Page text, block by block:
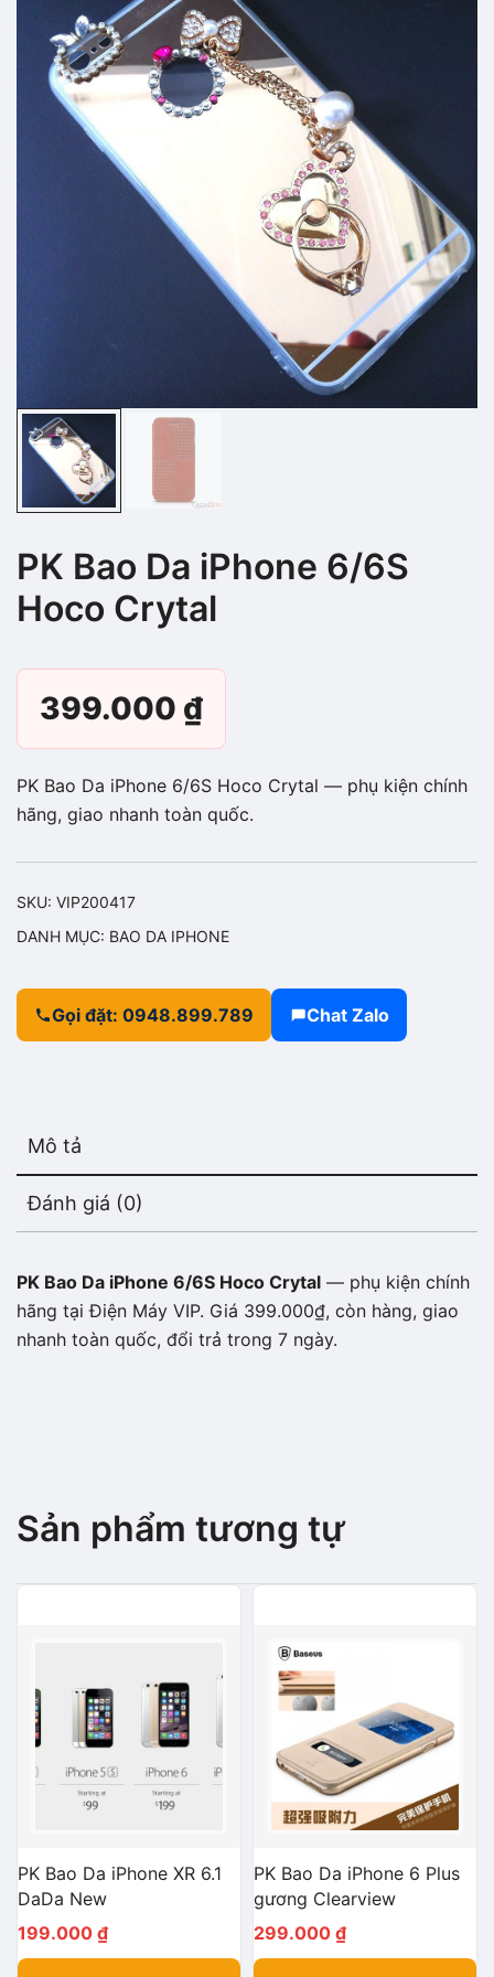
PK Bao Da iPhone 6/6S
Hoco Crytal
399.000 ₫
PK Bao Da iPhone 6/6S Hoco Crytal — phụ kiện chính
hãng, giao nhanh toàn quốc.
SKU: VIP200417
DANH MỤC: BAO DA IPHONE
Gọi đặt: 0948.899.789 Chat Zalo
Mô tả
Đánh giá (0)
PK Bao Da iPhone 6/6S Hoco Crytal — phụ kiện chính
hãng tại Điện Máy VIP. Giá 399.000₫, còn hàng, giao
nhanh toàn quốc, đổi trả trong 7 ngày.
Sản phẩm tương tự
PK Bao Da iPhone XR 6.1
DaDa New
199.000 ₫
PK Bao Da iPhone 6 Plus
gương Clearview
299.000 ₫